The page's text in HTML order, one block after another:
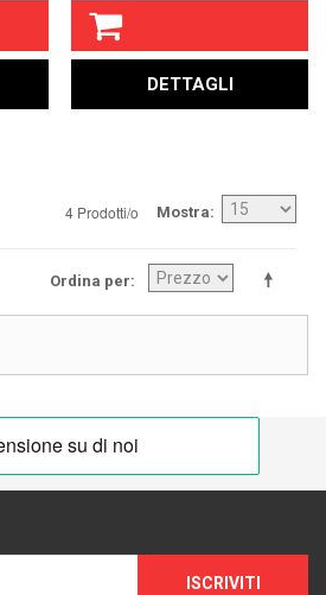
DETTAGLI
4 Prodotti/o Mostra
Ordina per
ISCRIVITI